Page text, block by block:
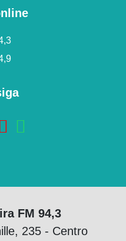
FM 94,3
235 - Centro